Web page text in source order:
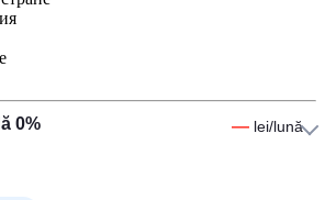
0% — lei/lună